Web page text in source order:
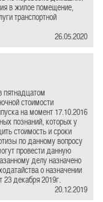
в жилое помещение,
транспортной
26.05.2020
пятнадцатом
стоимости
на момент 17.10.2016
познаний, которых у
стоимость и сроки
по данному вопросу
провести данную
делу назначено
о назначении
23 декабря 2019г.
20.12.2019